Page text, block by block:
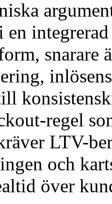
snarare
regel
LTV-
och
över